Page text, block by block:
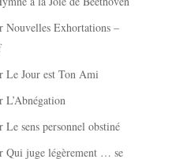
Nouvelles Exhortations –
Le Jour est Ton Ami
L’Abnégation
Le sens personnel obstiné
Qui juge légèrement … se